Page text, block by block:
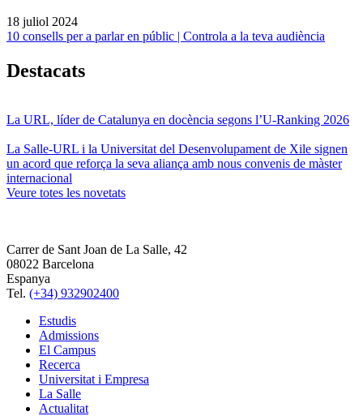
18 juliol 2024
10 consells per a parlar en públic | Controla a la teva audiència
Destacats
La URL, líder de Catalunya en docència segons l’U-Ranking 2026
La Salle-URL i la Universitat del Desenvolupament de Xile signen
un acord que reforça la seva aliança amb nous convenis de màster
internacional
Veure totes les novetats
Carrer de Sant Joan de La Salle, 42
08022 Barcelona
Espanya
Tel. (+34) 932902400
Estudis
Admissions
El Campus
Recerca
Universitat i Empresa
La Salle
Actualitat